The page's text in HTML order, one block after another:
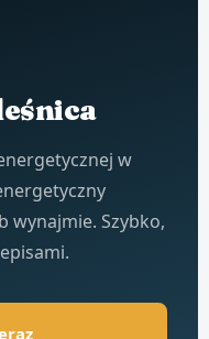
w
wynajmie. Szybko,